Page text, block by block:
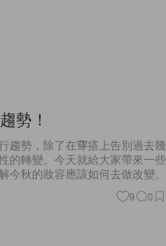
勢！
趨勢，除了在穿搭上告別過去幾
的轉變。今天就給大家帶來一些
秋的妝容應該如何去做改變。
9 0